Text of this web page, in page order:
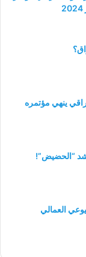
ينهي مؤتمره
“الحضيض”!
العمالي